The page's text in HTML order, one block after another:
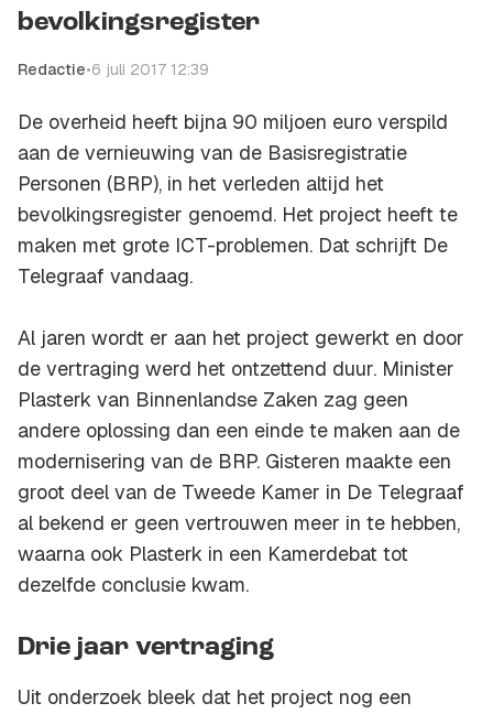
bevolkingsregister
Redactie•6 juli 2017 12:39
De overheid heeft bijna 90 miljoen euro verspild
aan de vernieuwing van de Basisregistratie
Personen (BRP), in het verleden altijd het
bevolkingsregister genoemd. Het project heeft te
maken met grote ICT-problemen. Dat schrijft De
Telegraaf vandaag.
Al jaren wordt er aan het project gewerkt en door
de vertraging werd het ontzettend duur. Minister
Plasterk van Binnenlandse Zaken zag geen
andere oplossing dan een einde te maken aan de
modernisering van de BRP. Gisteren maakte een
groot deel van de Tweede Kamer in De Telegraaf
al bekend er geen vertrouwen meer in te hebben,
waarna ook Plasterk in een Kamerdebat tot
dezelfde conclusie kwam.
Drie jaar vertraging
Uit onderzoek bleek dat het project nog een